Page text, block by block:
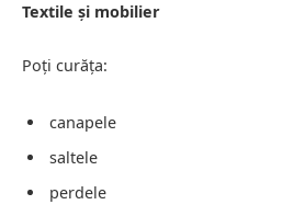
Textile și mobilier
Poți curăța:
canapele
saltele
perdele